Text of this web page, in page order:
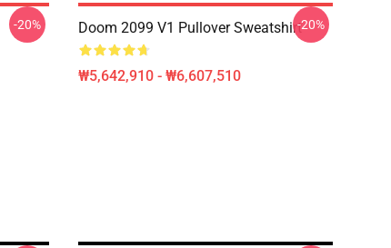
-20% Doom 2099 V1 Pullover Sweatshirt
₩5,642,910 - ₩6,607,510
-20%